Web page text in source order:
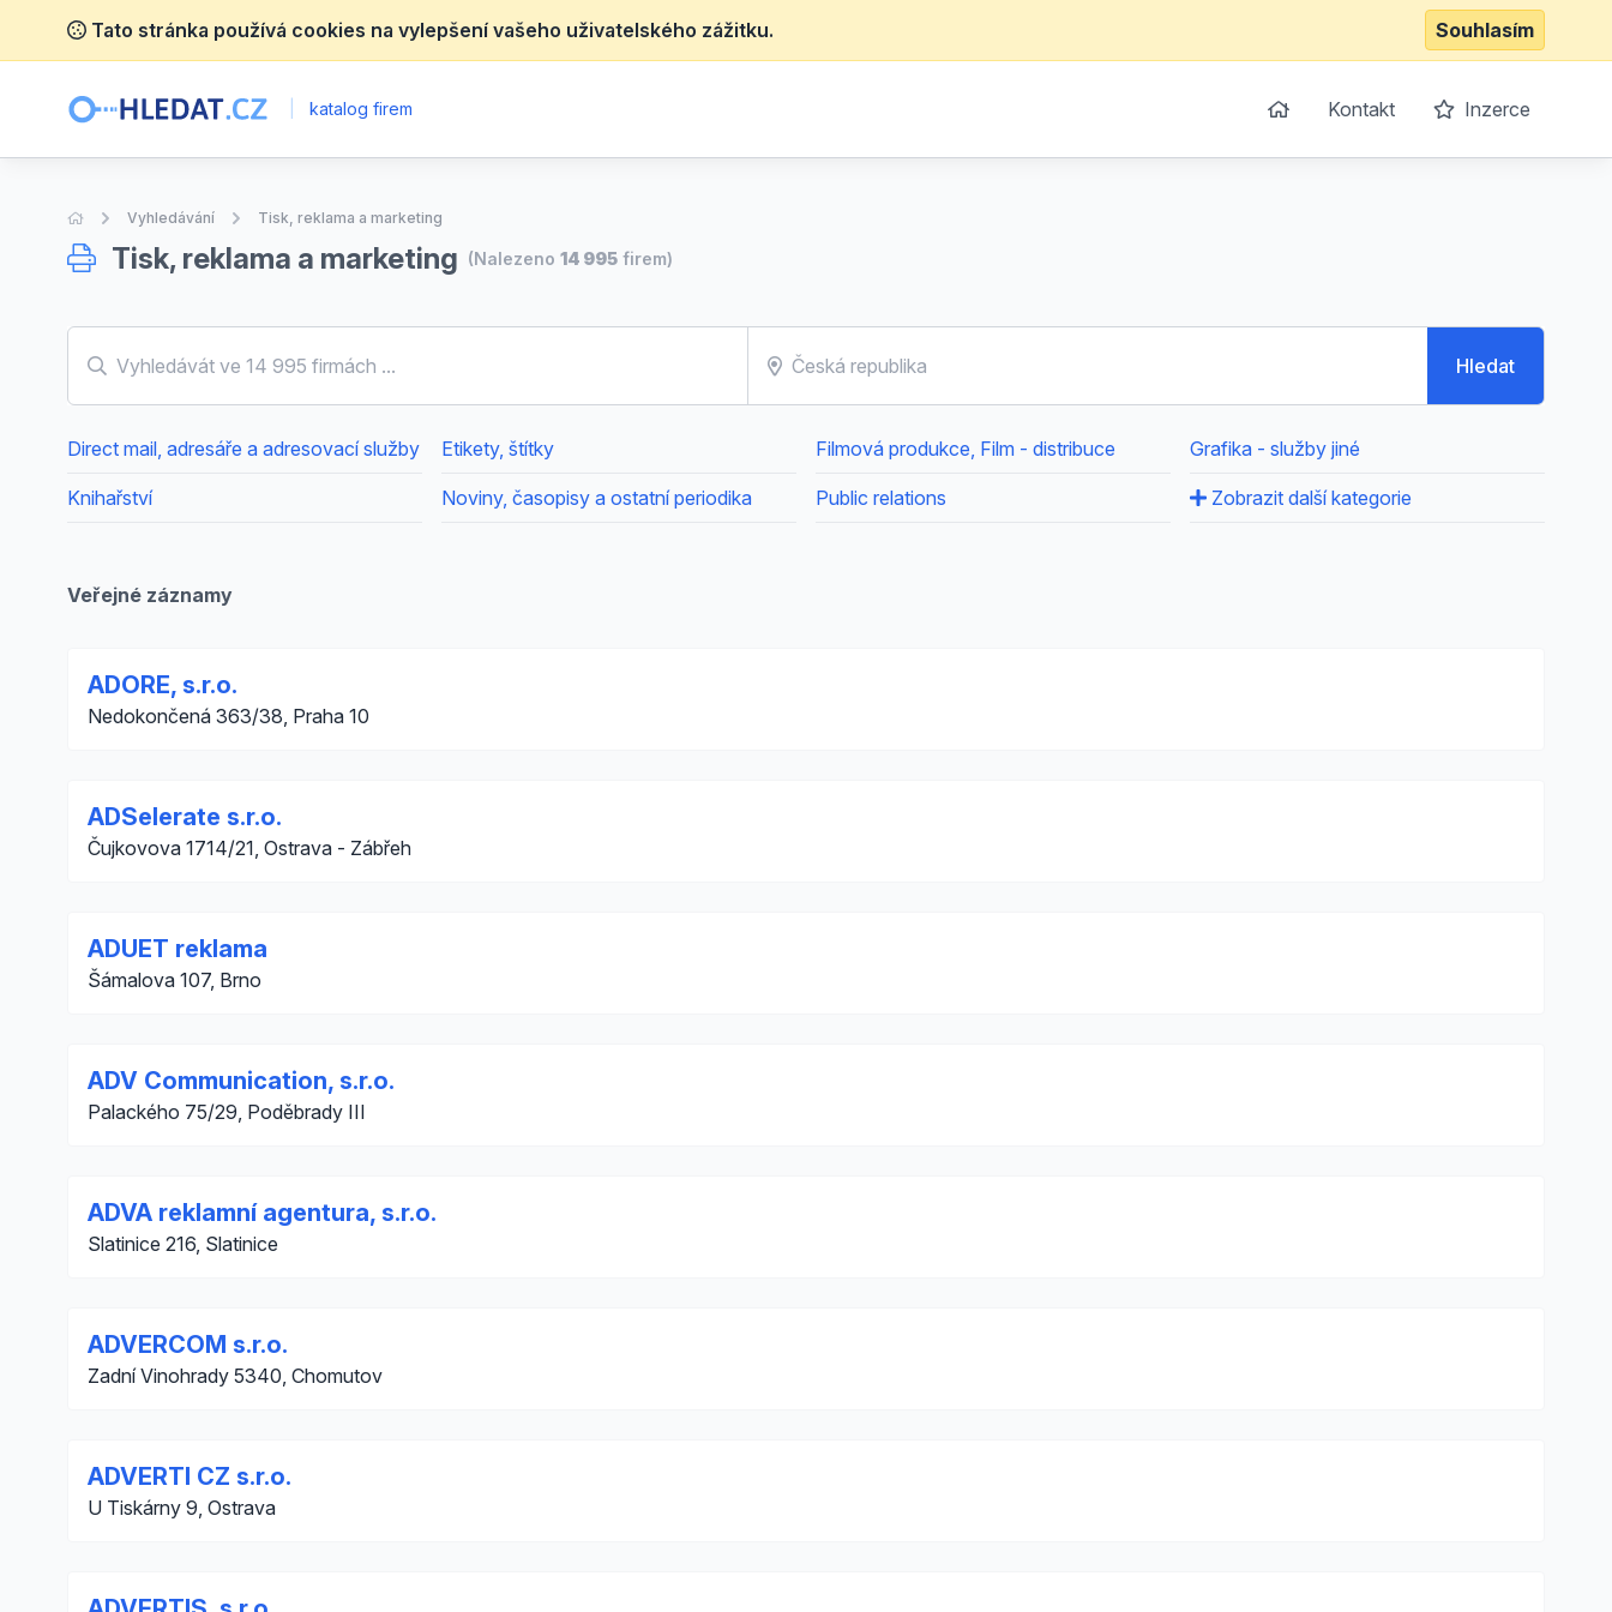
Tato stránka používá cookies na vylepšení vašeho uživatelského zážitku. Souhlasím
katalog firem Kontakt Inzerce
Úvodní stránka
Vyhledávání Tisk, reklama a marketing
Tisk, reklama a marketing (Nalezeno 14 995 firem)
Hledat
Direct mail, adresáře a adresovací služby Etikety, štítky Filmová produkce, Film - distribuce Grafika - služby jiné
Knihařství Noviny, časopisy a ostatní periodika Public relations Zobrazit další kategorie
Veřejné záznamy
ADORE, s.r.o.
Nedokončená 363/38, Praha 10
ADSelerate s.r.o.
Čujkovova 1714/21, Ostrava - Zábřeh
ADUET reklama
Šámalova 107, Brno
ADV Communication, s.r.o.
Palackého 75/29, Poděbrady III
ADVA reklamní agentura, s.r.o.
Slatinice 216, Slatinice
ADVERCOM s.r.o.
Zadní Vinohrady 5340, Chomutov
ADVERTI CZ s.r.o.
U Tiskárny 9, Ostrava